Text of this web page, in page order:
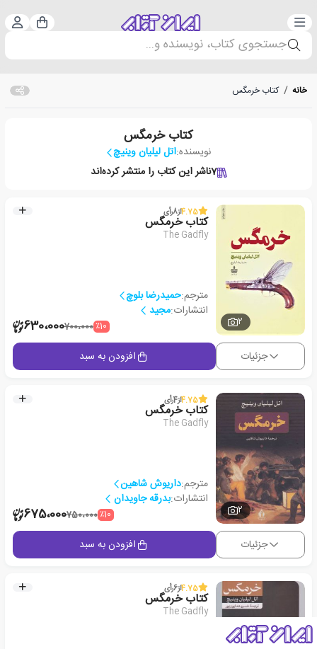
دسته‌بندی سبد
جستجوی کتاب، نویسنده و...
خانه / کتاب خرمگس
کتاب خرمگس
نویسنده:اتل لیلیان وینیچ
7ناشر این کتاب را منتشر کرده‌اند
2
4.75از8رأی
کتاب خرمگس
The Gadfly
مترجم:حمیدرضا بلوچ
انتشارات:مجید
٪10700،000630،000
جزئیات افزودن به سبد
2
4.75از4رأی
کتاب خرمگس
The Gadfly
مترجم:داریوش شاهین
انتشارات:بدرقه جاویدان
٪10750،000675،000
جزئیات افزودن به سبد
4.75از6رأی
کتاب خرمگس
The Gadfly